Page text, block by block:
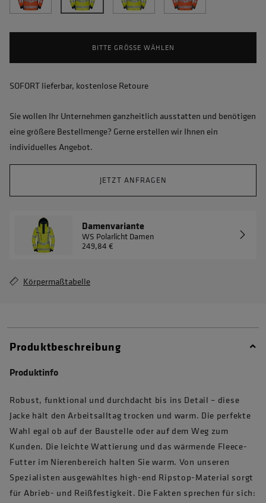
BITTE GRÖSSE WÄHLEN
SOFORT lieferbar, kostenlose Retoure
Sie wollen Ihr Unternehmen ganzheitlich ausstatten und benötigen
eine größere Bestellmenge? Gerne erstellen wir Ihnen ein
individuelles Angebot.
JETZT ANFRAGEN
Damenvariante
WS Polarlicht Damen
249,84 €
Körpermaßtabelle
Produktbeschreibung
Produktinfo
Robust, funktional und durchdacht bis ins Detail – diese
Jacke hält den Arbeitsalltag trocken und warm. Die perfekte
Wahl egal ob auf der Baustelle oder auf dem Weg zum
Kunden. Die leichte Wattierung und das wärmende Fleece-
Futter im Nierenbereich halten Sie warm. Von unseren
Spezialisten ausgewähltes high-end Ripstop-Material sorgt
für Abrieb- und Reißfestigkeit. Die Fakten sprechen für sich: